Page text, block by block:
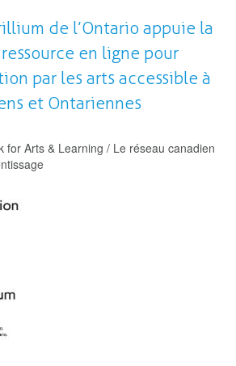
de l’Ontario appuie la
en ligne pour
par les arts accessible à
et Ontariennes
for Arts & Learning / Le réseau canadien